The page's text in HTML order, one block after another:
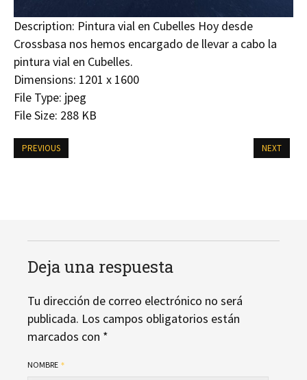
Description: Pintura vial en Cubelles Hoy desde
Crossbasa nos hemos encargado de llevar a cabo la
pintura vial en Cubelles.
Dimensions: 1201 x 1600
File Type: jpeg
File Size: 288 KB
PREVIOUS NEXT
Deja una respuesta
Tu dirección de correo electrónico no será
publicada. Los campos obligatorios están
marcados con *
NOMBRE